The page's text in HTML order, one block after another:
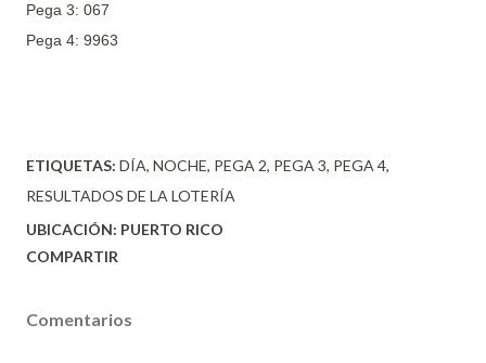
Pega 3: 067
Pega 4: 9963
ETIQUETAS: DÍA NOCHE PEGA 2 PEGA 3 PEGA 4
RESULTADOS DE LA LOTERÍA
UBICACIÓN: PUERTO RICO
COMPARTIR
Comentarios